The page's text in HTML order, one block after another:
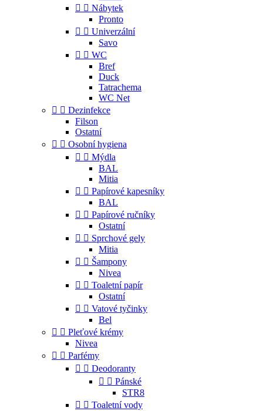
  Nábytek
Pronto
  Univerzální
Savo
  WC
Bref
Duck
Tatrachema
WC Net
  Dezinfekce
Filson
Ostatní
  Osobní hygiena
  Mýdla
BAL
Mitia
  Papírové kapesníky
BAL
  Papírové ručníky
Ostatní
  Sprchové gely
Mitia
  Šampony
Nivea
  Toaletní papír
Ostatní
  Vatové tyčinky
Bel
  Pleťové krémy
Nivea
  Parfémy
  Deodoranty
  Pánské
STR8
  Toaletní vody